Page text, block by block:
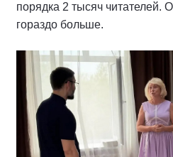
порядка 2 тысяч читателей.
гораздо больше.